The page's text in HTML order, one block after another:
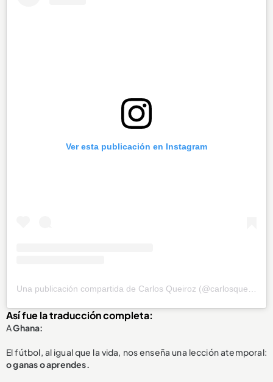
Ver esta publicación en Instagram
Así fue la traducción completa:
AGhana:
El fútbol, al igual que la vida, nos enseña una lección atemporal:
o ganas o aprendes.